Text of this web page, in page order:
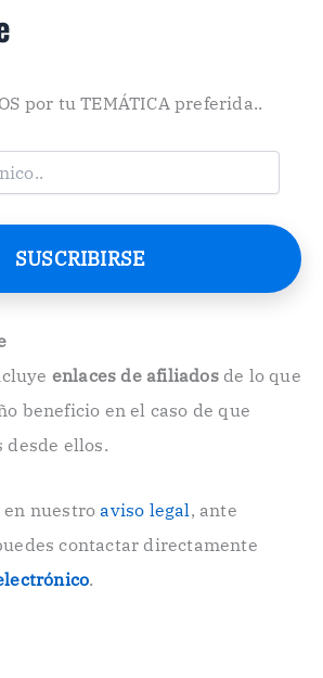
por tu TEMÁTICA preferida..
SUSCRIBIRSE
enlaces de afiliadosde lo que
beneficio en el caso de que
desde ellos.
en nuestroaviso legal , ante
contactar directamente
.